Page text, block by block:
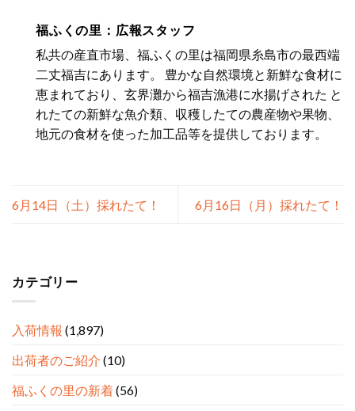
カテゴリー
入荷情報 (1,897)
出荷者のご紹介 (10)
福ふくの里の新着(56)
福ふくの里：広報スタッフ
私共の産直市場、福ふくの里は福岡県糸島市の最西端
二丈福吉にあります。 豊かな自然環境と新鮮な食材に
恵まれており、玄界灘から福吉漁港に水揚げされた と
れたての新鮮な魚介類、収穫したての農産物や果物、
地元の食材を使った加工品等を提供しております。
6月14日（土）採れたて！ 6月16日（月）採れたて！